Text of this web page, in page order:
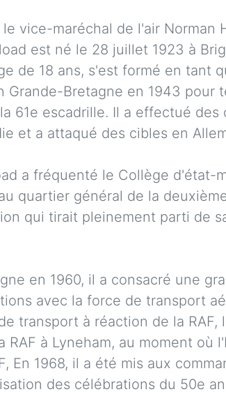
vice-maréchal de l'air Norman
est né le 28 juillet 1923 à
de 18 ans, s'est formé en tant
Grande-Bretagne en 1943 pour
61e escadrille. Il a effectué
et a attaqué des cibles en
a fréquenté le Collège d'état-
quartier général de la
qui tirait pleinement parti de
en 1960, il a consacré une
avec la force de transport
transport à réaction de la
à Lyneham, au moment où
En 1968, il a été mis aux
des célébrations du 50e